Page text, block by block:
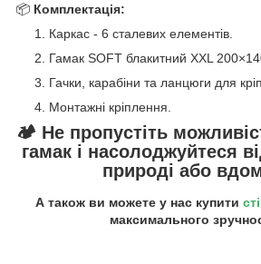
📦 Комплектація:
Каркас - 6 сталевих елементів.
Гамак SOFT блакитний XXL
Гачки, карабіни та ланцюги для
Монтажні кріплення.
🏕️ Не пропустіть
гамак і насолоджуйтеся
природі або
А також ви можете у нас купити
максимального